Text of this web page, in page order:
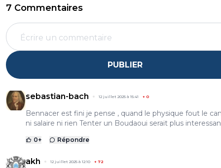
7 Commentaires
PUBLIER
sebastian-bach 12 juillet 2025 à 15:41 + 0
Bennacer est fini je pense , quand le physique fout le
ni salaire ni rien Tenter un Boudaoui serait plus
0+ Répondre
akh 12 juillet 2025 à 12:10 + 72